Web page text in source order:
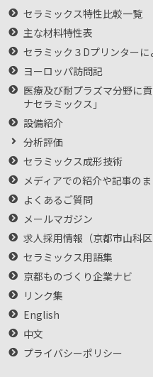
セラミックス特性比較一覧
主な材料特性表
セラミック３Dプリンター
ヨーロッパ訪問記
医療及び耐プラズマ分野に
ナセラミックス」
設備紹介
分析評価
セラミックス成形技術
メディアでの紹介や記事の
よくあるご質問
メールマガジン
求人採用情報（京都市山科
セラミックス用語集
京都ものづくり企業ナビ
リンク集
English
中文
プライバシーポリシー